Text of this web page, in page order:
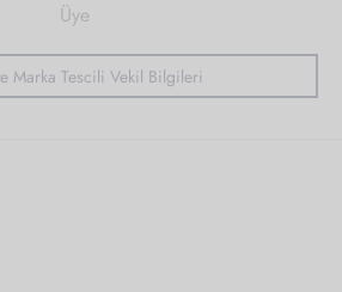
Üye
Marka Tescili Vekil Bilgileri